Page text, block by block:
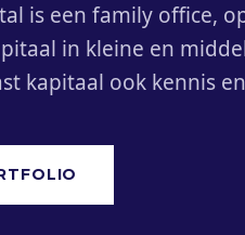
is een family office,
in kleine en
kapitaal ook kennis